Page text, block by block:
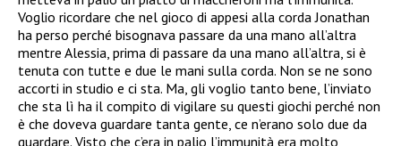
Voglio ricordare che nel gioco di appesi alla corda Jonathan
ha perso perché bisognava passare da una mano all’altra
mentre Alessia, prima di passare da una mano all’altra, si è
tenuta con tutte e due le mani sulla corda. Non se ne sono
accorti in studio e ci sta. Ma, gli voglio tanto bene, l’inviato
che sta lì ha il compito di vigilare su questi giochi perché non
è che doveva guardare tanta gente, ce n’erano solo due da
guardare. Visto che c’era in palio l’immunità era molto